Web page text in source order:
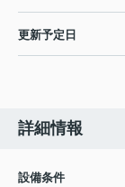
更新予定日
詳細情報
設備条件